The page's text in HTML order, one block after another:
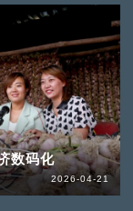
数码化
2026-04-21